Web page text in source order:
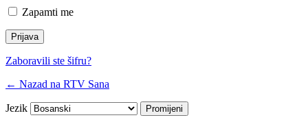
Zapamti me
Zaboravili ste šifru?
← Nazad na RTV Sana
Jezik